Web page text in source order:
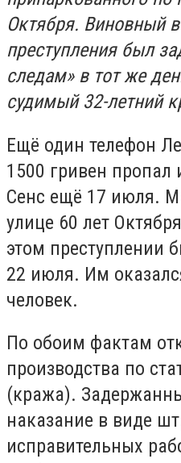
Октября. Виновный
преступления был
следам» в тот же
судимый 32-летний
Ещё один телефон
1500 гривен пропал
Сенс ещё 17 июля.
улице 60 лет
этом преступлении
22 июля. Им
человек.
По обоим фактам
производства по
(кража).
наказание в виде
исправительных